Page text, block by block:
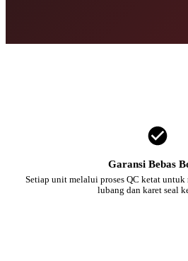
Garansi Bebas
Setiap unit melalui proses QC ketat
lubang dan karet seal